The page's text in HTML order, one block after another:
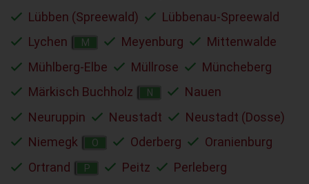
Lübben (Spreewald)
Lübbenau-Spreewald
Lychen
M Meyenburg
Mittenwalde
Mühlberg-Elbe
Müllrose
Müncheberg
Märkisch Buchholz
N
Nauen
Neuruppin
Neustadt
Neustadt (Dosse)
Niemegk
O Oderberg
Oranienburg
Ortrand
P Peitz
Perleberg